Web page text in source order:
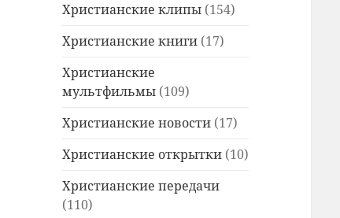
Христианские клипы (154)
Христианские книги (17)
Христианские
мультфильмы (109)
Христианские новости (17)
Христианские открытки (10)
Христианские передачи
(110)